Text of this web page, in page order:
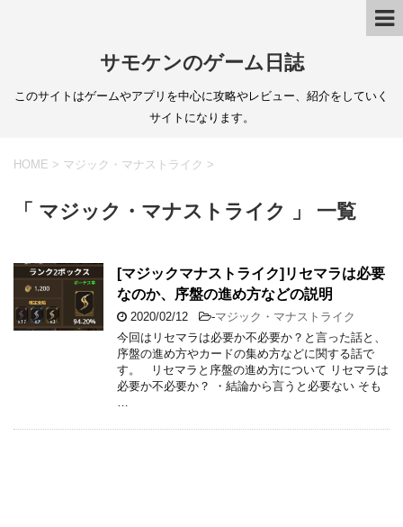
サモケンのゲーム日誌
このサイトはゲームやアプリを中心に攻略やレビュー、紹介をしていく
サイトになります。
HOME > マジック・マナストライク >
「 マジック・マナストライク 」 一覧
[マジックマナストライク]リセマラは必要
なのか、序盤の進め方などの説明
2020/02/12 -マジック・マナストライク
今回はリセマラは必要か不必要か？と言った話と、
序盤の進め方やカードの集め方などに関する話で
す。 リセマラと序盤の進め方について リセマラは
必要か不必要か？ ・結論から言うと必要ない そも